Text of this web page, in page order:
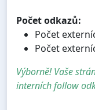
Počet odkazů:
Počet
Počet
Výborně! Vaše
interních follow